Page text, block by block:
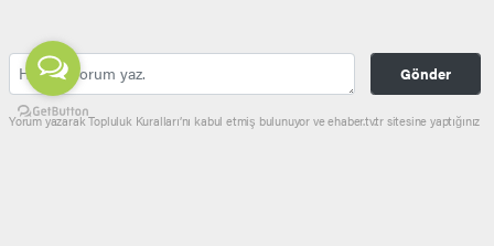
Gönder
Yorum yazarak Topluluk Kuralları’nı kabul etmiş bulunuyor ve ehaber.tv.tr sitesine yaptığınız